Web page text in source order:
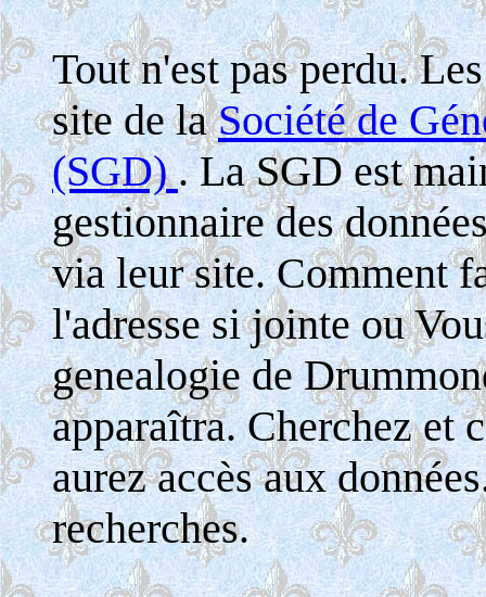
Tout n'est pas perdu.
site de laSociété de
(SGD). La SGD est
gestionnaire des
via leur site. Comment
l'adresse si jointe ou
genealogie de
apparaîtra. Cherchez et
aurez accès aux
recherches.